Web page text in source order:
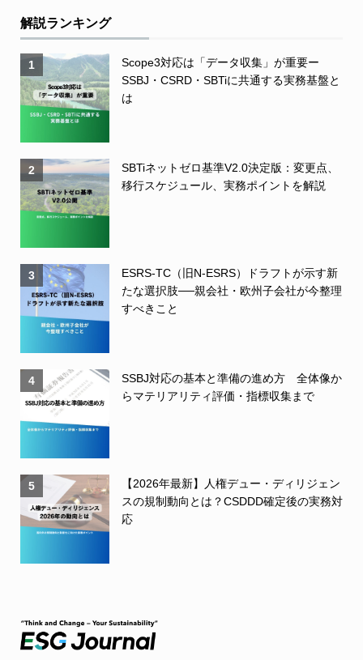
解説ランキング
1
Scope3対応は「データ収集」が重要ー
SSBJ・CSRD・SBTiに共通する実務基盤と
は
2
SBTiネットゼロ基準V2.0決定版：変更点、
移行スケジュール、実務ポイントを解説
3
ESRS-TC（旧N-ESRS）ドラフトが示す新
たな選択肢──親会社・欧州子会社が今整理
すべきこと
4
SSBJ対応の基本と準備の進め方 全体像か
らマテリアリティ評価・指標収集まで
5
【2026年最新】人権デュー・ディリジェン
スの規制動向とは？CSDDD確定後の実務対
応